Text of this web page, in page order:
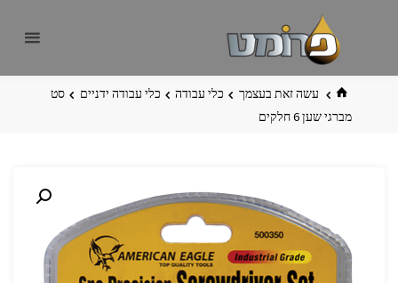
בית עשה זאת בעצמך כלי עבודה כלי עבודה ידניים
סט
מברגי שען 6 חלקים